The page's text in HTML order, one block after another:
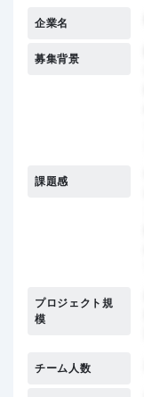
企業名
募集背景
課題感
プロジェクト規
模
チーム人数